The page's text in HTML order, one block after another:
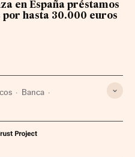
en España préstamos
por hasta 30.000 euros
Banca